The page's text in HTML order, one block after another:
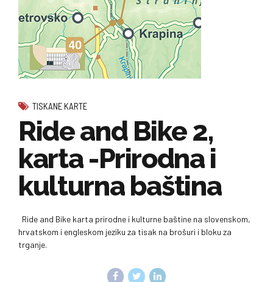
TISKANE KARTE
Ride and Bike 2,
karta -Prirodna i
kulturna baština
Ride and Bike karta prirodne i kulturne baštine na slovenskom,
hrvatskom i engleskom jeziku za tisak na brošuri i bloku za
trganje.